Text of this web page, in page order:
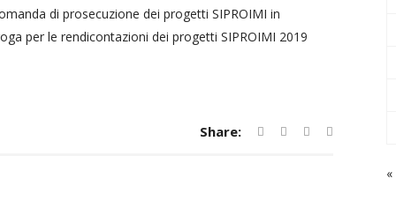
di prosecuzione dei progetti SIPROIMI in
per le rendicontazioni dei progetti SIPROIMI 2019
Share: